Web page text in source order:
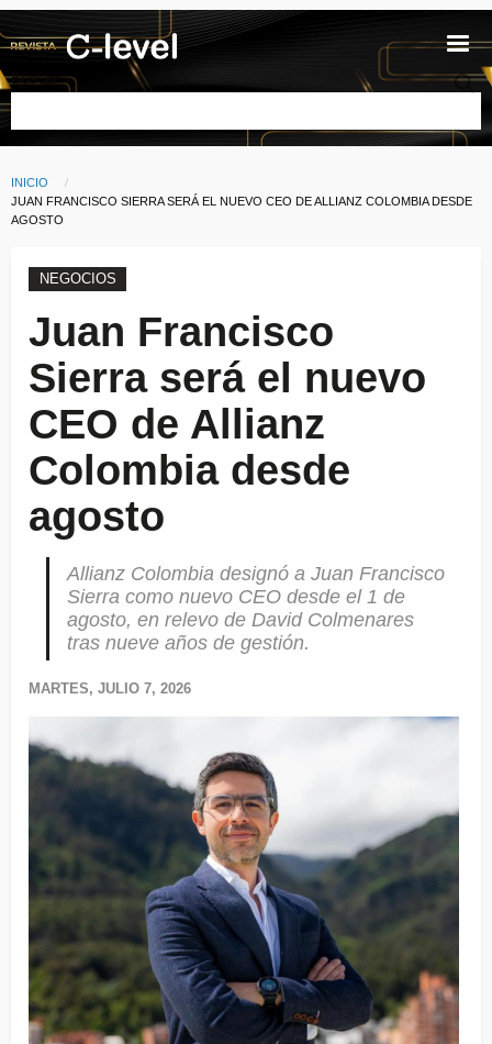
Pasar al contenido principal
Buscar
Ruta de navegación
INICIO
CURRENT:
JUAN FRANCISCO SIERRA SERÁ EL NUEVO CEO DE ALLIANZ COLOMBIA DESDE
AGOSTO
NEGOCIOS
Juan Francisco
Sierra será el nuevo
CEO de Allianz
Colombia desde
agosto
Allianz Colombia designó a Juan Francisco
Sierra como nuevo CEO desde el 1 de
agosto, en relevo de David Colmenares
tras nueve años de gestión.
MARTES, JULIO 7, 2026